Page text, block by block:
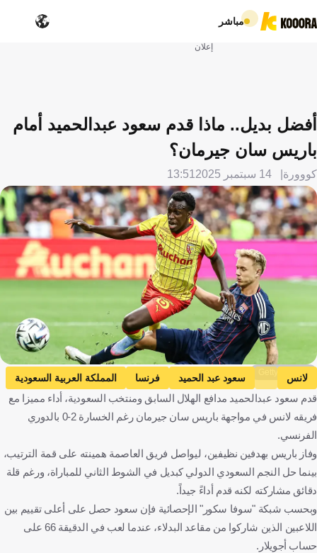
مباشر
إعلان
أفضل بديل.. ماذا قدم سعود عبدالحميد أمام
باريس سان جيرمان؟
كووورة 14 سبتمبر 2025 13:51
Getty Images
لانس سعود عبد الحميد فرنسا
المملكة العربية السعودية
كرة قدم
قدم سعود عبدالحميد مدافع الهلال السابق ومنتخب السعودية، أداء مميزا مع
فريقه لانس في مواجهة باريس سان جيرمان رغم الخسارة 2-0 بالدوري
الفرنسي.
وفاز باريس بهدفين نظيفين، ليواصل فريق العاصمة همينته على قمة الترتيب،
بينما حل النجم السعودي الدولي كبديل في الشوط الثاني للمباراة، ورغم قلة
دقائق مشاركته لكنه قدم أداءً جيداً.
وبحسب شبكة "سوفا سكور" الإحصائية فإن سعود حصل على أعلى تقييم بين
اللاعبين الذين شاركوا من مقاعد البدلاء، عندما لعب في الدقيقة 66 على
حساب أجويلار.